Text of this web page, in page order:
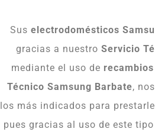
Sus electrodomésticos
gracias a nuestro Servicio
mediante el uso de
Técnico Samsung Barbate,
los más indicados para
pues gracias al uso de este